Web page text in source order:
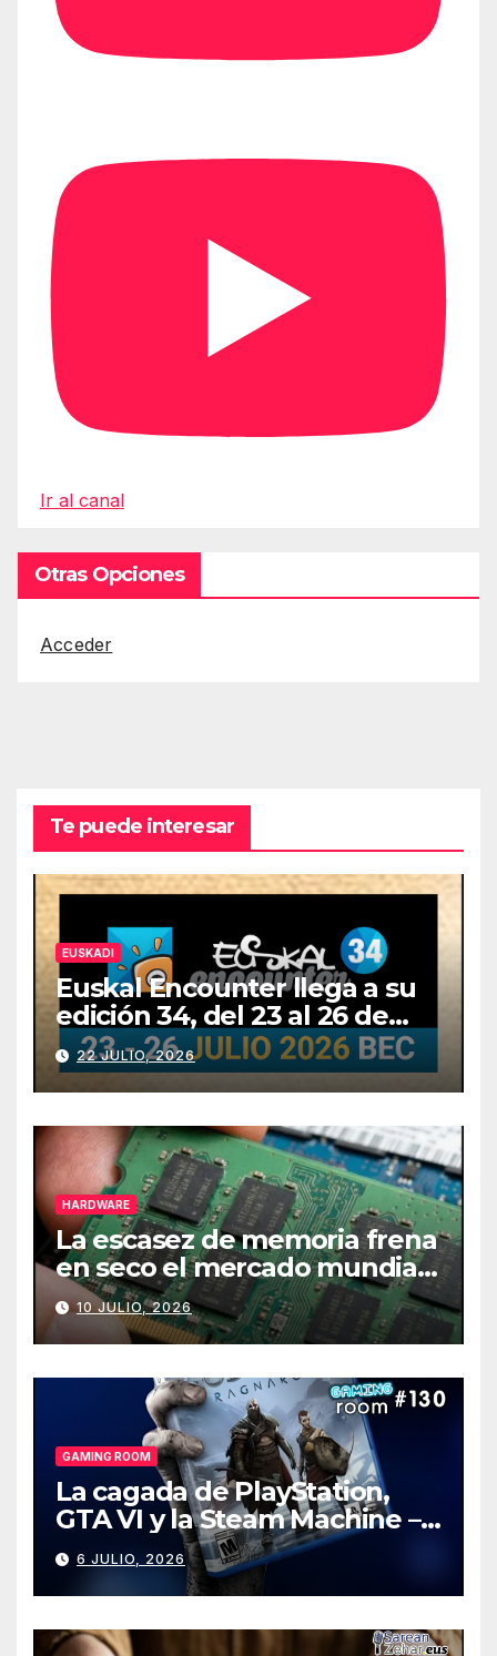
Ir al canal
Otras Opciones
Acceder
Te puede interesar
EUSKADI
Euskal Encounter llega a su
edición 34, del 23 al 26 de
julio
22 JULIO, 2026
HARDWARE
La escasez de memoria frena
en seco el mercado mundial
de PCs
10 JULIO, 2026
GAMING ROOM
La cagada de PlayStation,
GTA VI y la Steam Machine –
Gaming Room #130
6 JULIO, 2026